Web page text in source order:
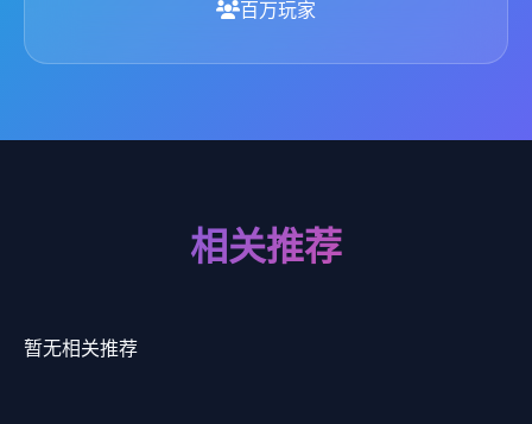
百万玩家
相关推荐
暂无相关推荐